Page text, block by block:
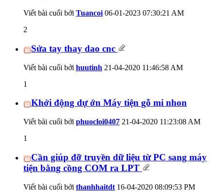
Viết bài cuối bởi Tuancoi 06-01-2023 07:30:21 AM
2
Sửa tay thay dao cnc
Viết bài cuối bởi huutinh 21-04-2020 11:46:58 AM
1
Khởi động dự ớn Máy tiện gỗ mi nhon
Viết bài cuối bởi phuocloi0407 21-04-2020 11:23:08 AM
1
Cần giúp đỡ truyền dữ liệu từ PC sang máy
tiện bằng cồng COM ra LPT
Viết bài cuối bởi thanhhaitdt 16-04-2020 08:09:53 PM